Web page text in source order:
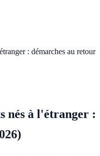
: démarches au retour
nés à l'étranger :